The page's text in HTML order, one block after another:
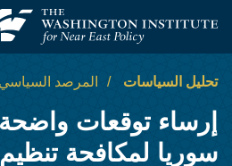
معهد واشنطن لسياسات الشرق الأدنى
تحليل السياسات المرصد السياسي 4043
إرساء توقعات
سوريا لمكافحة تنظيم